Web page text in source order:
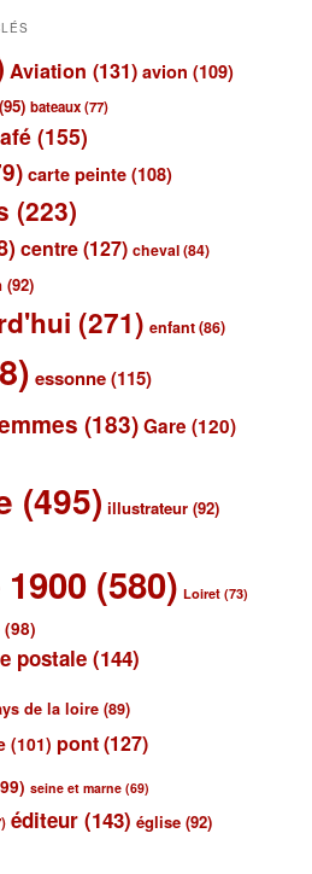
Aviation (131) avion (109)
(95) bateaux(77)
(155)
carte peinte (108)
(223)
centre(127) cheval(84)
(92)
(271) enfant(86)
essonne(115)
(183)Gare (120)
(495) illustrateur (92)
(580) Loiret (73)
(98)
postale (144)
de la loire (89)
(101) pont(127)
seine et marne (69)
éditeur (143) église (92)